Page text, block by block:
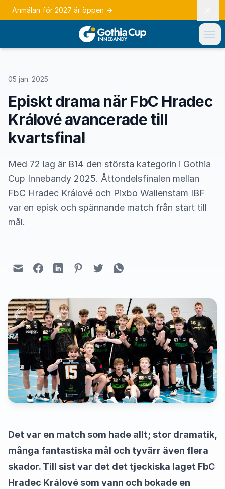
Anmälan för 2027 är öppen →
05 jan. 2025
Episkt drama när FbC Hradec
Králové avancerade till
kvartsfinal
Med 72 lag är B14 den största kategorin i Gothia
Cup Innebandy 2025. Åttondelsfinalen mellan
FbC Hradec Králové och Pixbo Wallenstam IBF
var en episk och spännande match från start till
mål.
Det var en match som hade allt; stor dramatik,
många fantastiska mål och tyvärr även flera
skador. Till sist var det det tjeckiska laget FbC
Hradec Králové som vann och bokade en